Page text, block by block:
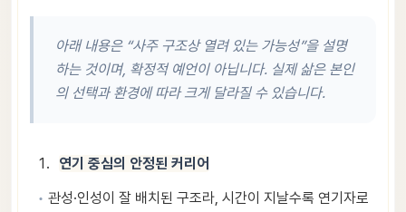
아래 내용은 “사주 구조상 열려 있는 가능성”을 설명
하는 것이며, 확정적 예언이 아닙니다. 실제 삶은 본인
의 선택과 환경에 따라 크게 달라질 수 있습니다.
연기 중심의 안정된 커리어
관성·인성이 잘 배치된 구조라, 시간이 지날수록 연기자로